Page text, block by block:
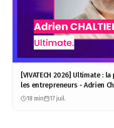
[VIVATECH 2026] Ultimate :
les entrepreneurs - Adrien
18 min 17 juil.